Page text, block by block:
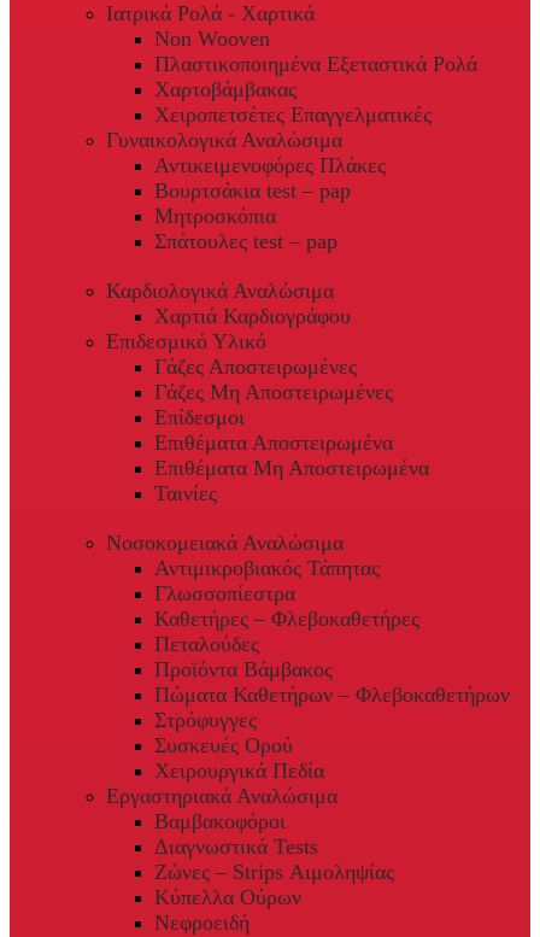
Ιατρικά Ρολά - Χαρτικά
Non Wooven
Πλαστικοποιημένα Εξεταστικά Ρολά
Χαρτοβάμβακας
Χειροπετσέτες Επαγγελματικές
Γυναικολογικά Αναλώσιμα
Αντικειμενοφόρες Πλάκες
Βουρτσάκια test – pap
Μητροσκόπια
Σπάτουλες test – pap
Καρδιολογικά Αναλώσιμα
Χαρτιά Καρδιογράφου
Επιδεσμικό Υλικό
Γάζες Αποστειρωμένες
Γάζες Μη Αποστειρωμένες
Επίδεσμοι
Επιθέματα Αποστειρωμένα
Επιθέματα Μη Αποστειρωμένα
Ταινίες
Νοσοκομειακά Αναλώσιμα
Αντιμικροβιακός Τάπητας
Γλωσσοπίεστρα
Καθετήρες – Φλεβοκαθετήρες
Πεταλούδες
Προϊόντα Βάμβακος
Πώματα Καθετήρων – Φλεβοκαθετήρων
Στρόφυγγες
Συσκευές Ορού
Χειρουργικά Πεδία
Εργαστηριακά Αναλώσιμα
Βαμβακοφόροι
Διαγνωστικά Tests
Ζώνες – Strips Αιμοληψίας
Κύπελλα Ούρων
Νεφροειδή